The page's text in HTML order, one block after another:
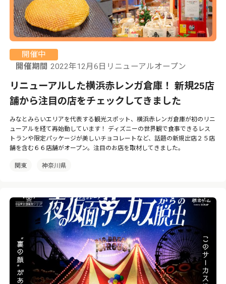
開催中
開催期間 2022年12月6日リニューアルオープン
リニューアルした横浜赤レンガ倉庫！ 新規25店
舗から注目の店をチェックしてきました
みなとみらいエリアを代表する観光スポット、横浜赤レンガ倉庫が初のリニ
ューアルを経て再始動しています！ ディズニーの世界観で食事できるレス
トランや限定パッケージが美しいチョコレートなど、話題の新規出店２５店
舗を含む６６店舗がオープン。注目のお店を取材してきました。
関東 神奈川県